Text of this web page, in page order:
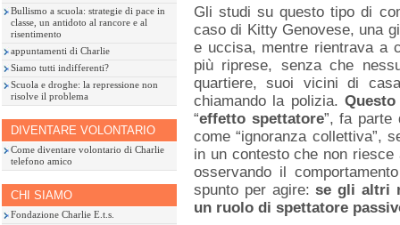
Bullismo a scuola: strategie di pace in
classe, un antidoto al rancore e al
risentimento
appuntamenti di Charlie
Siamo tutti indifferenti?
Scuola e droghe: la repressione non
risolve il problema
DIVENTARE VOLONTARIO
Come diventare volontario di Charlie
telefono amico
CHI SIAMO
Fondazione Charlie E.t.s.
Gli studi su questo tipo di
caso di Kitty Genovese, una
e uccisa, mentre rientrava a
più riprese, senza che
quartiere, suoi vicini di
chiamando la polizia.
“effetto spettatore”, fa parte
come “ignoranza collettiva”,
in un contesto che non
osservando il
spunto per agire:se gli altri
un ruolo di spettatore